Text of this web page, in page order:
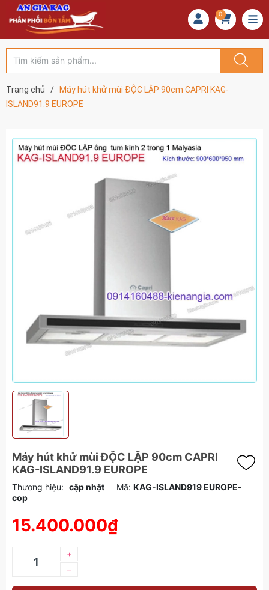
0
Trang chủ /
Máy hút khử mùi ĐỘC LẬP 90cm CAPRI KAG-
ISLAND91.9 EUROPE
Máy hút khử mùi ĐỘC LẬP 90cm CAPRI
KAG-ISLAND91.9 EUROPE
Thương hiệu: cập nhật Mã: KAG-ISLAND919 EUROPE-
cop
15.400.000₫
–
+